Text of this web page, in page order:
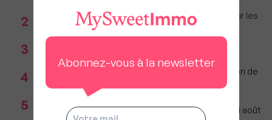
2
Immobilier : Ce que l’AI Act change vraiment pour les
agences depuis le 2 août 2026
3
Réseau immobilier : iad franchit le cap des 600
4
Incendies : Quels sont vos droits si votre location de
vacances est annulée ?
5
Agents immobiliers : Le décret sur la pige
téléphonique fixe les règles applicables dès le 11 août
Abonnez-vous à la newsletter